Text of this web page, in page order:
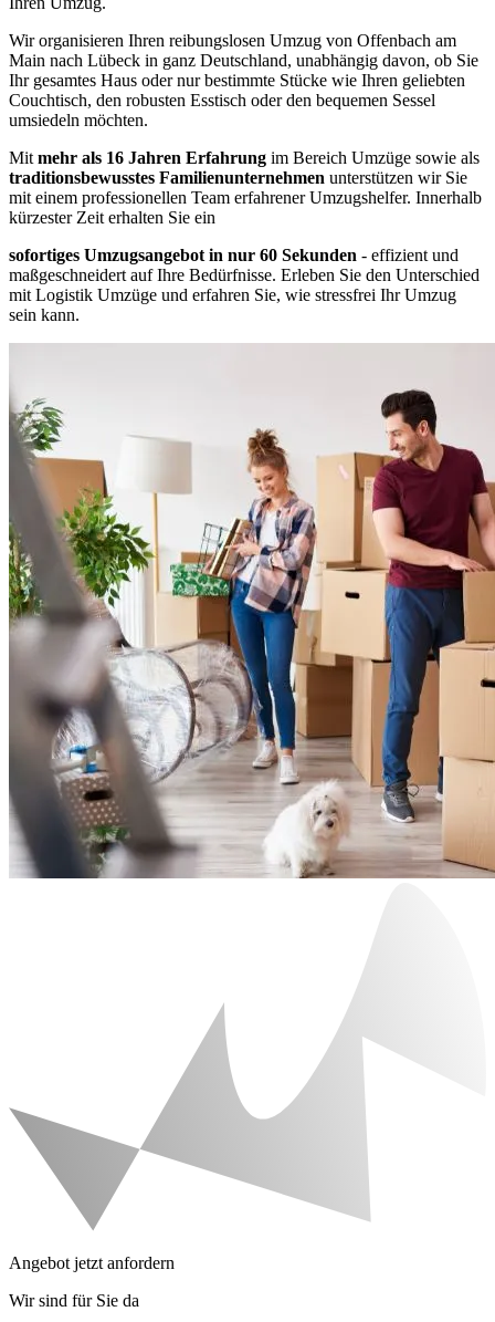
Wir organisieren Ihren reibungslosen Umzug von Offenbach am
Main nach Lübeck in ganz Deutschland, unabhängig davon, ob Sie
Ihr gesamtes Haus oder nur bestimmte Stücke wie Ihren geliebten
Couchtisch, den robusten Esstisch oder den bequemen Sessel
umsiedeln möchten.
Mit mehr als 16 Jahren Erfahrung im Bereich Umzüge sowie als
traditionsbewusstes Familienunternehmen unterstützen wir Sie
mit einem professionellen Team erfahrener Umzugshelfer. Innerhalb
kürzester Zeit erhalten Sie ein
sofortiges Umzugsangebot in nur 60 Sekunden - effizient und
maßgeschneidert auf Ihre Bedürfnisse. Erleben Sie den Unterschied
mit Logistik Umzüge und erfahren Sie, wie stressfrei Ihr Umzug
sein kann.
Angebot jetzt anfordern
Wir sind für Sie da